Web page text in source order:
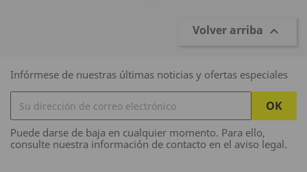
Volver arriba 
Infórmese de nuestras últimas noticias y ofertas especiales
Puede darse de baja en cualquier momento. Para ello,
consulte nuestra información de contacto en el aviso legal.